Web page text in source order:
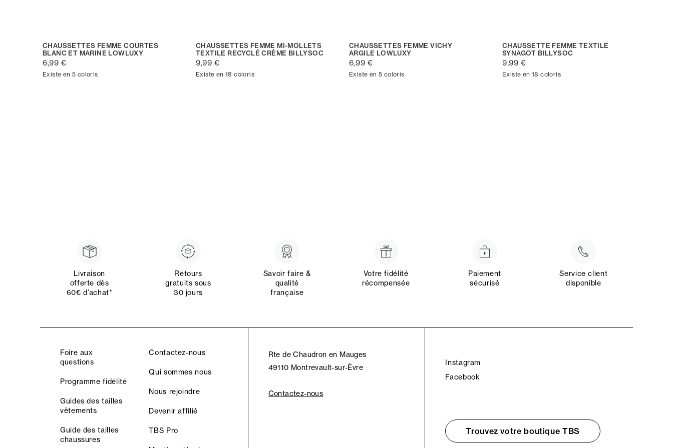
CHAUSSETTES FEMME COURTES
BLANC ET MARINE LOWLUXY
6,99 €
Existe en 5 coloris
CHAUSSETTES FEMME MI-MOLLETS
TEXTILE RECYCLÉ CRÈME BILLYSOC
9,99 €
Existe en 18 coloris
CHAUSSETTES FEMME VICHY
ARGILE LOWLUXY
6,99 €
Existe en 5 coloris
CHAUSSETTE FEMME TEXTILE
SYNAGOT BILLYSOC
9,99 €
Existe en 18 coloris
Livraison
offerte dès
60€ d’achat*
Retours
gratuits sous
30 jours
Savoir faire &
qualité
française
Votre fidélité
récompensée
Paiement
sécurisé
Service client
disponible
Foire aux
questions
Programme fidélité
Guides des tailles
vêtements
Guide des tailles
chaussures
Contactez-nous
Qui sommes nous
Nous rejoindre
Devenir affilié
TBS Pro
Rte de Chaudron en Mauges
49110 Montrevault-sur-Èvre
Contactez-nous
Instagram
Facebook
Trouvez votre boutique TBS